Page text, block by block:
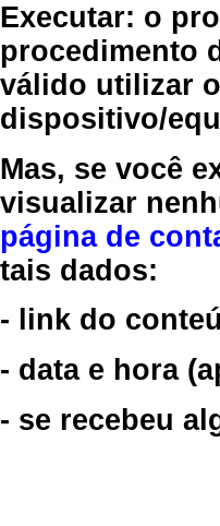
Executar: o
procedimento
válido utilizar
dispositivo/
Mas, se você
visualizar
página de
tais dados:
- link do
- data e hora
- se recebeu